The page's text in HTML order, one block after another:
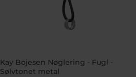
Kay Bojesen Nøglering - Fugl -
Sølvtonet metal